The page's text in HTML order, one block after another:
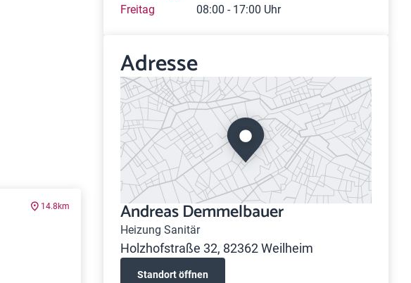
14.8km
Freitag
08:00 - 17:00 Uhr
Adresse
Andreas Demmelbauer
Heizung Sanitär
Holzhofstraße 32, 82362 Weilheim
Standort öffnen